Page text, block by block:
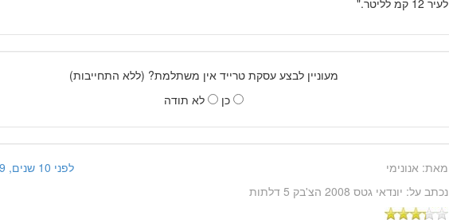
לעיר 12 קמ לליטר."
מעוניין לבצע עסקת טרייד אין משתלמת? (ללא התחייבות)
כן
לא תודה
מאת:אנונימי
לפני 10 שנים, 9 חודשים
נכתב על: יונדאי גטס 2008 הצ'בק 5 דלתות